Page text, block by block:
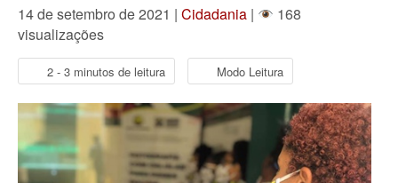
14 de setembro de 2021 | Cidadania |
168
visualizações
2 - 3 minutos de leitura Modo Leitura